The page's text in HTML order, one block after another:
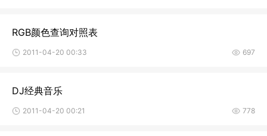
RGB颜色查询对照表
2011-04-20 00:33 697
DJ经典音乐
2011-04-20 00:21 778